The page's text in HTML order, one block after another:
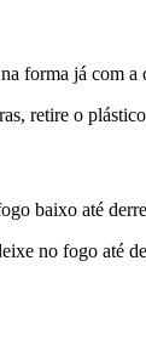
forma já com
retire o
baixo até
no fogo até